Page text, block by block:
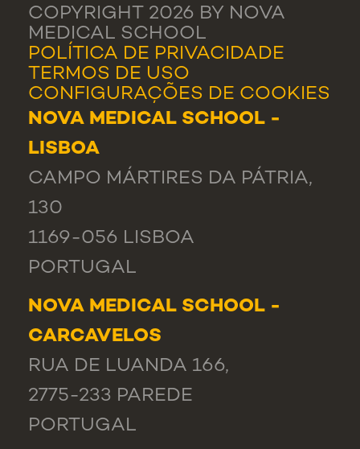
COPYRIGHT 2026 BY NOVA
MEDICAL SCHOOL
POLÍTICA DE PRIVACIDADE
TERMOS DE USO
CONFIGURAÇÕES DE COOKIES
NOVA MEDICAL SCHOOL -
LISBOA
CAMPO MÁRTIRES DA PÁTRIA,
130
1169-056 LISBOA
PORTUGAL
NOVA MEDICAL SCHOOL -
CARCAVELOS
RUA DE LUANDA 166,
2775-233 PAREDE
PORTUGAL